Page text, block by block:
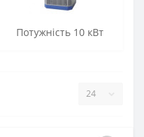
Потужність 10 кВт